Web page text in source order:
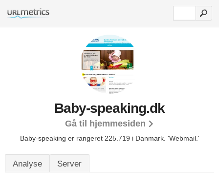
Baby-speaking.dk
Gå til hjemmesiden
Baby-speaking er rangeret 225.719 i Danmark. 'Webmail.'
Analyse Server